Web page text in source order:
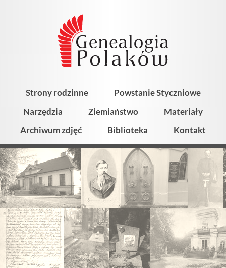
Strony rodzinne
Powstanie Styczniowe
Narzędzia
Ziemiaństwo
Materiały
Archiwum zdjęć
Biblioteka Kontakt